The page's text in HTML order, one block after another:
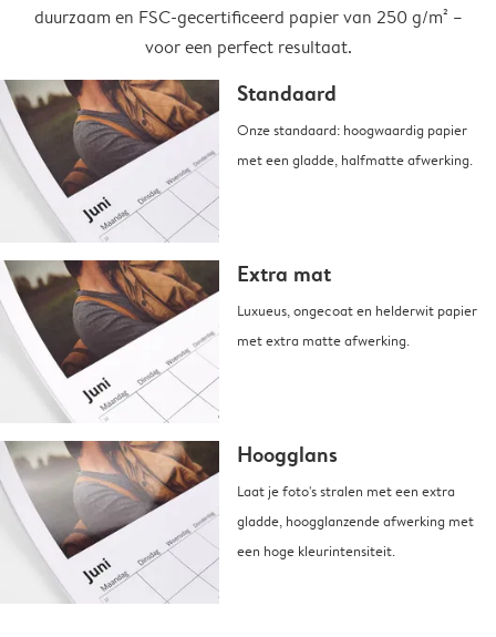
duurzaam en FSC-gecertificeerd papier van 250 g/m² –
voor een perfect resultaat.
Standaard
Onze standaard: hoogwaardig papier
met een gladde, halfmatte afwerking.
Extra mat
Luxueus, ongecoat en helderwit papier
met extra matte afwerking.
Hoogglans
Laat je foto's stralen met een extra
gladde, hoogglanzende afwerking met
een hoge kleurintensiteit.